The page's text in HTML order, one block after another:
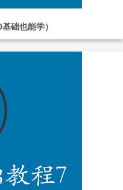
础也能学）